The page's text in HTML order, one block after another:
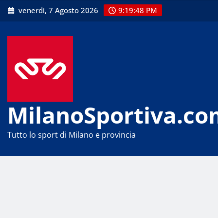
Skip
to
venerdì, 7 Agosto 2026 9:19:48 PM
Tutto lo sport di Milano e provincia